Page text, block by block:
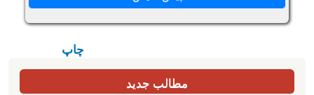
چاپ
مطالب جدید